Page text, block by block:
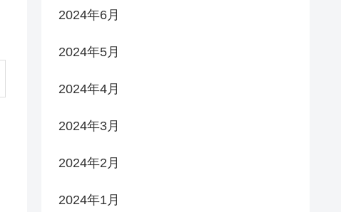
2024年6月
2024年5月
2024年4月
2024年3月
2024年2月
2024年1月